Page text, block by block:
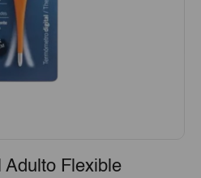
Adulto Flexible